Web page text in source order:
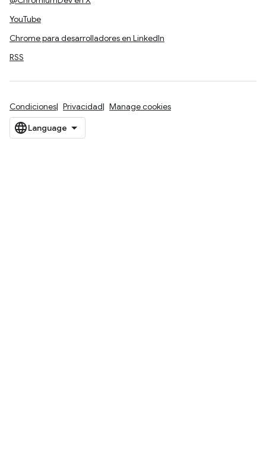
YouTube
Chrome para desarrolladores en LinkedIn
RSS
Condiciones Privacidad Manage cookies